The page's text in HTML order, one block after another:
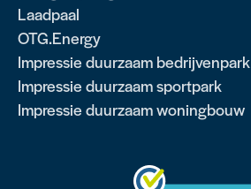
Laadpaal
OTG.Energy
Impressie duurzaam bedrijvenpark
Impressie duurzaam sportpark
Impressie duurzaam woningbouw